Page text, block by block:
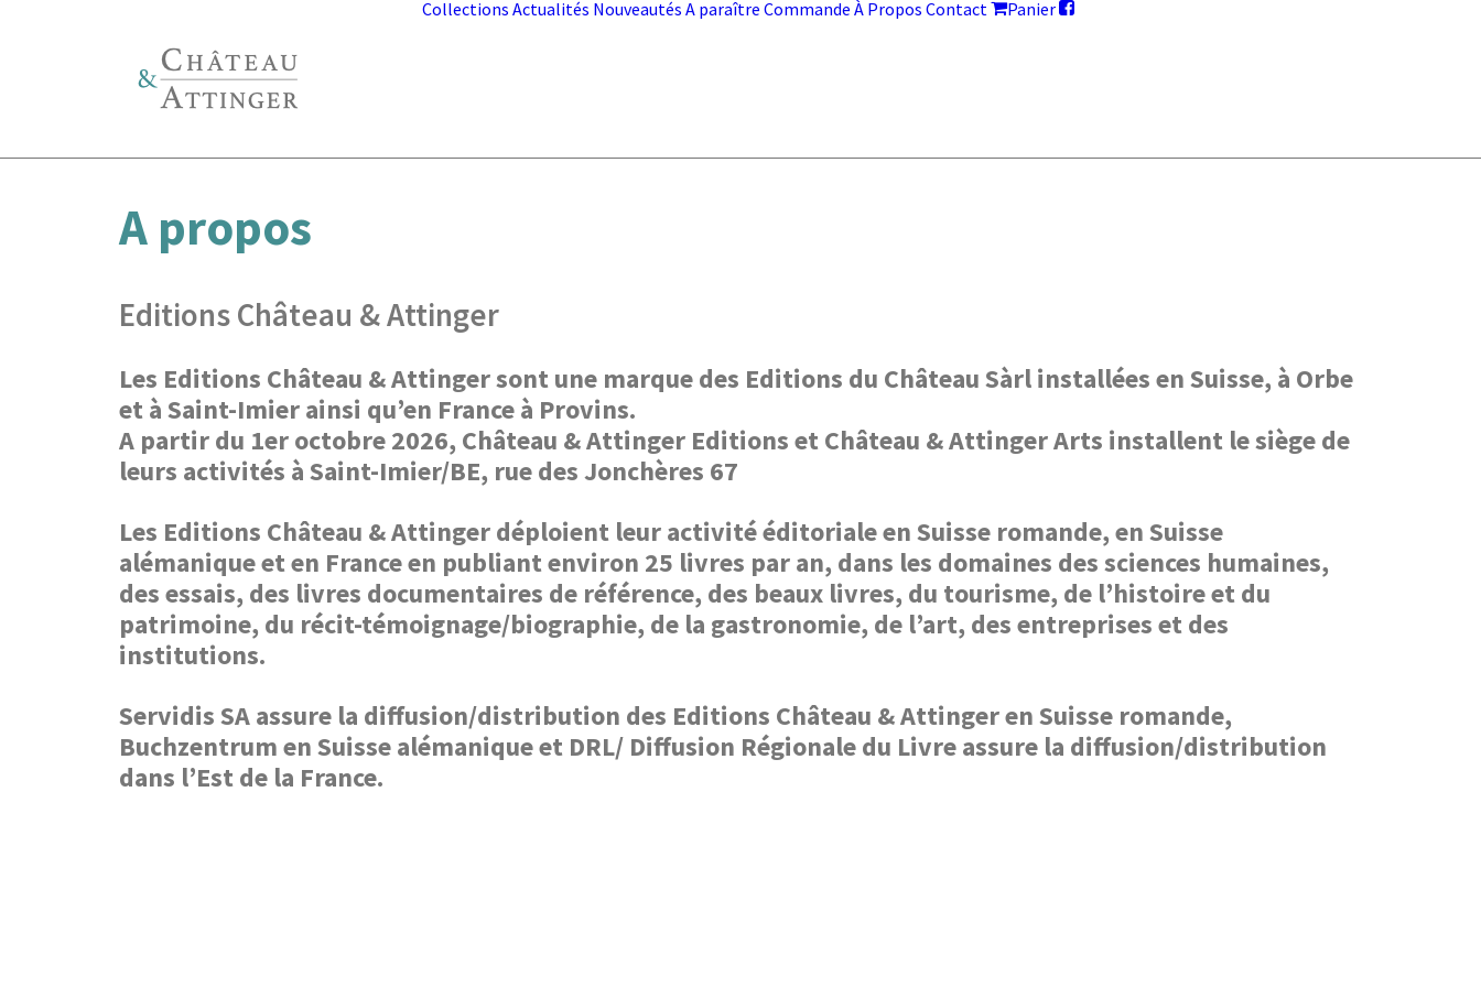
Collections Actualités Nouveautés A paraître Commande À Propos Contact Panier
A propos
Editions Château & Attinger
Les Editions Château & Attinger sont une marque des Editions du Château Sàrl installées en Suisse, à Orbe
et à Saint-Imier ainsi qu’en France à Provins.
A partir du 1er octobre 2026, Château & Attinger Editions et Château & Attinger Arts installent le siège de
leurs activités à Saint-Imier/BE, rue des Jonchères 67
Les Editions Château & Attinger déploient leur activité éditoriale en Suisse romande, en Suisse
alémanique et en France en publiant environ 25 livres par an, dans les domaines des sciences humaines,
des essais, des livres documentaires de référence, des beaux livres, du tourisme, de l’histoire et du
patrimoine, du récit-témoignage/biographie, de la gastronomie, de l’art, des entreprises et des
institutions.
Servidis SA assure la diffusion/distribution des Editions Château & Attinger en Suisse romande,
Buchzentrum en Suisse alémanique et DRL/ Diffusion Régionale du Livre assure la diffusion/distribution
dans l’Est de la France.